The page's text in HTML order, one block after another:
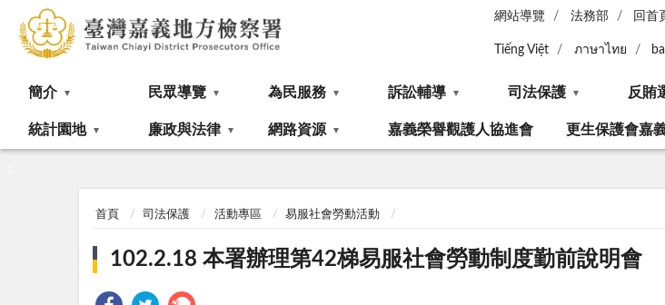
網站導覽 法務部 回首
Tiếng Việt ภาษาไทย
簡介 民眾導覽 為民服務 訴訟輔導 司法保護 反賄
統計園地 廉政與法律 網路資源 嘉義榮譽觀護人協進會 更生保護會嘉
首頁 司法保護 活動專區 易服社會勞動活動
102.2.18 本署辦理第42梯易服社會勞動制度勤前說明會